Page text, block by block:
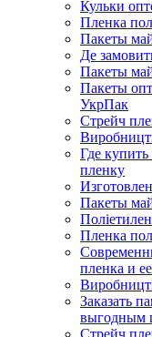
Кульки
Пленка
Пакеты
Де
Пакеты
Пакеты
УкрПак
Стрейч
Где
пленку
Пакеты
Пленка
пленка и
Заказать
выгодным
Стрейч